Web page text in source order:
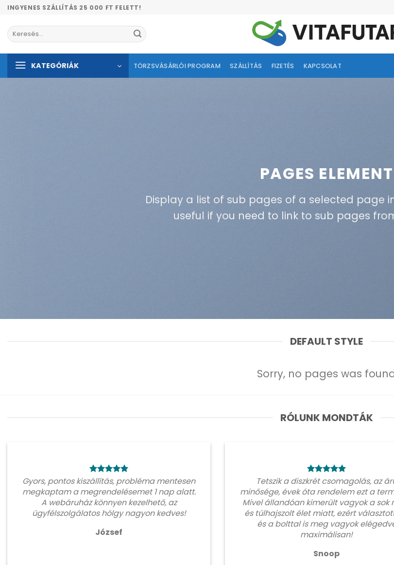
Skip
content
INGYENES SZÁLLÍTÁS 25 000 FT FELETT!
Keresés
a
KATEGÓRIÁK TÖRZSVÁSÁRLÓI PROGRAM SZÁLLÍTÁS FIZETÉS KAPCSOLAT
PAGES ELEMENT
Display a list of sub pages of a selected page
useful if you need to link to sub pages
DEFAULT STYLE
Sorry, no pages was
RÓLUNK MONDTÁK
Gyors, pontos kiszállítás, probléma mentesen
megkaptam a megrendelésemet 1 nap alatt.
A webáruház könnyen kezelhető, az
ügyfélszolgálatos hölgy nagyon kedves!
József
Tetszik a diszkrét csomagolás, az
minősége, évek óta rendelem ezt a
Mivel állandóan kimerült vagyok a sok
és túlhajszolt élet miatt, ezért
és a bolttal is meg vagyok
maximálisan!
Snoop